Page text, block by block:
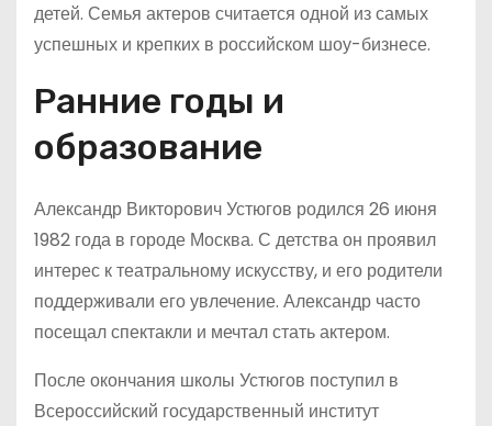
детей. Семья актеров считается одной из самых
успешных и крепких в российском шоу-бизнесе.
Ранние годы и
образование
Александр Викторович Устюгов родился 26 июня
1982 года в городе Москва. С детства он проявил
интерес к театральному искусству, и его родители
поддерживали его увлечение. Александр часто
посещал спектакли и мечтал стать актером.
После окончания школы Устюгов поступил в
Всероссийский государственный институт